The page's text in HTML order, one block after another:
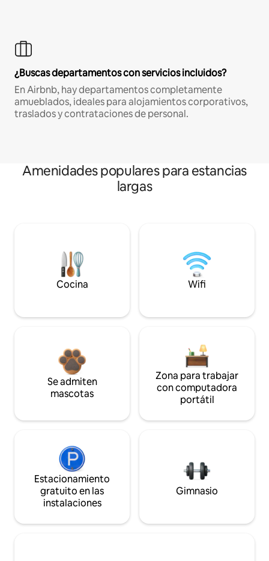
¿Buscas departamentos con servicios incluidos?
En Airbnb, hay departamentos completamente
amueblados, ideales para alojamientos corporativos,
traslados y contrataciones de personal.
Amenidades populares para estancias
largas
Cocina Wifi
Se admiten
mascotas
Zona para trabajar
con computadora
portátil
Estacionamiento
gratuito en las
instalaciones
Gimnasio